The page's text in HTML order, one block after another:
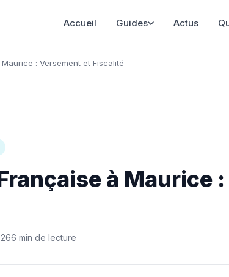
Accueil Guides Actus
: Versement et Fiscalité
à Maurice
6 min de lecture